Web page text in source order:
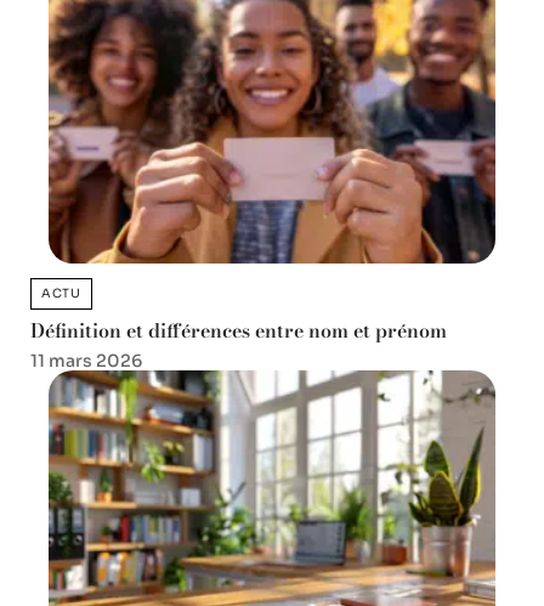
ACTU
Définition et différences entre nom et prénom
11 mars 2026